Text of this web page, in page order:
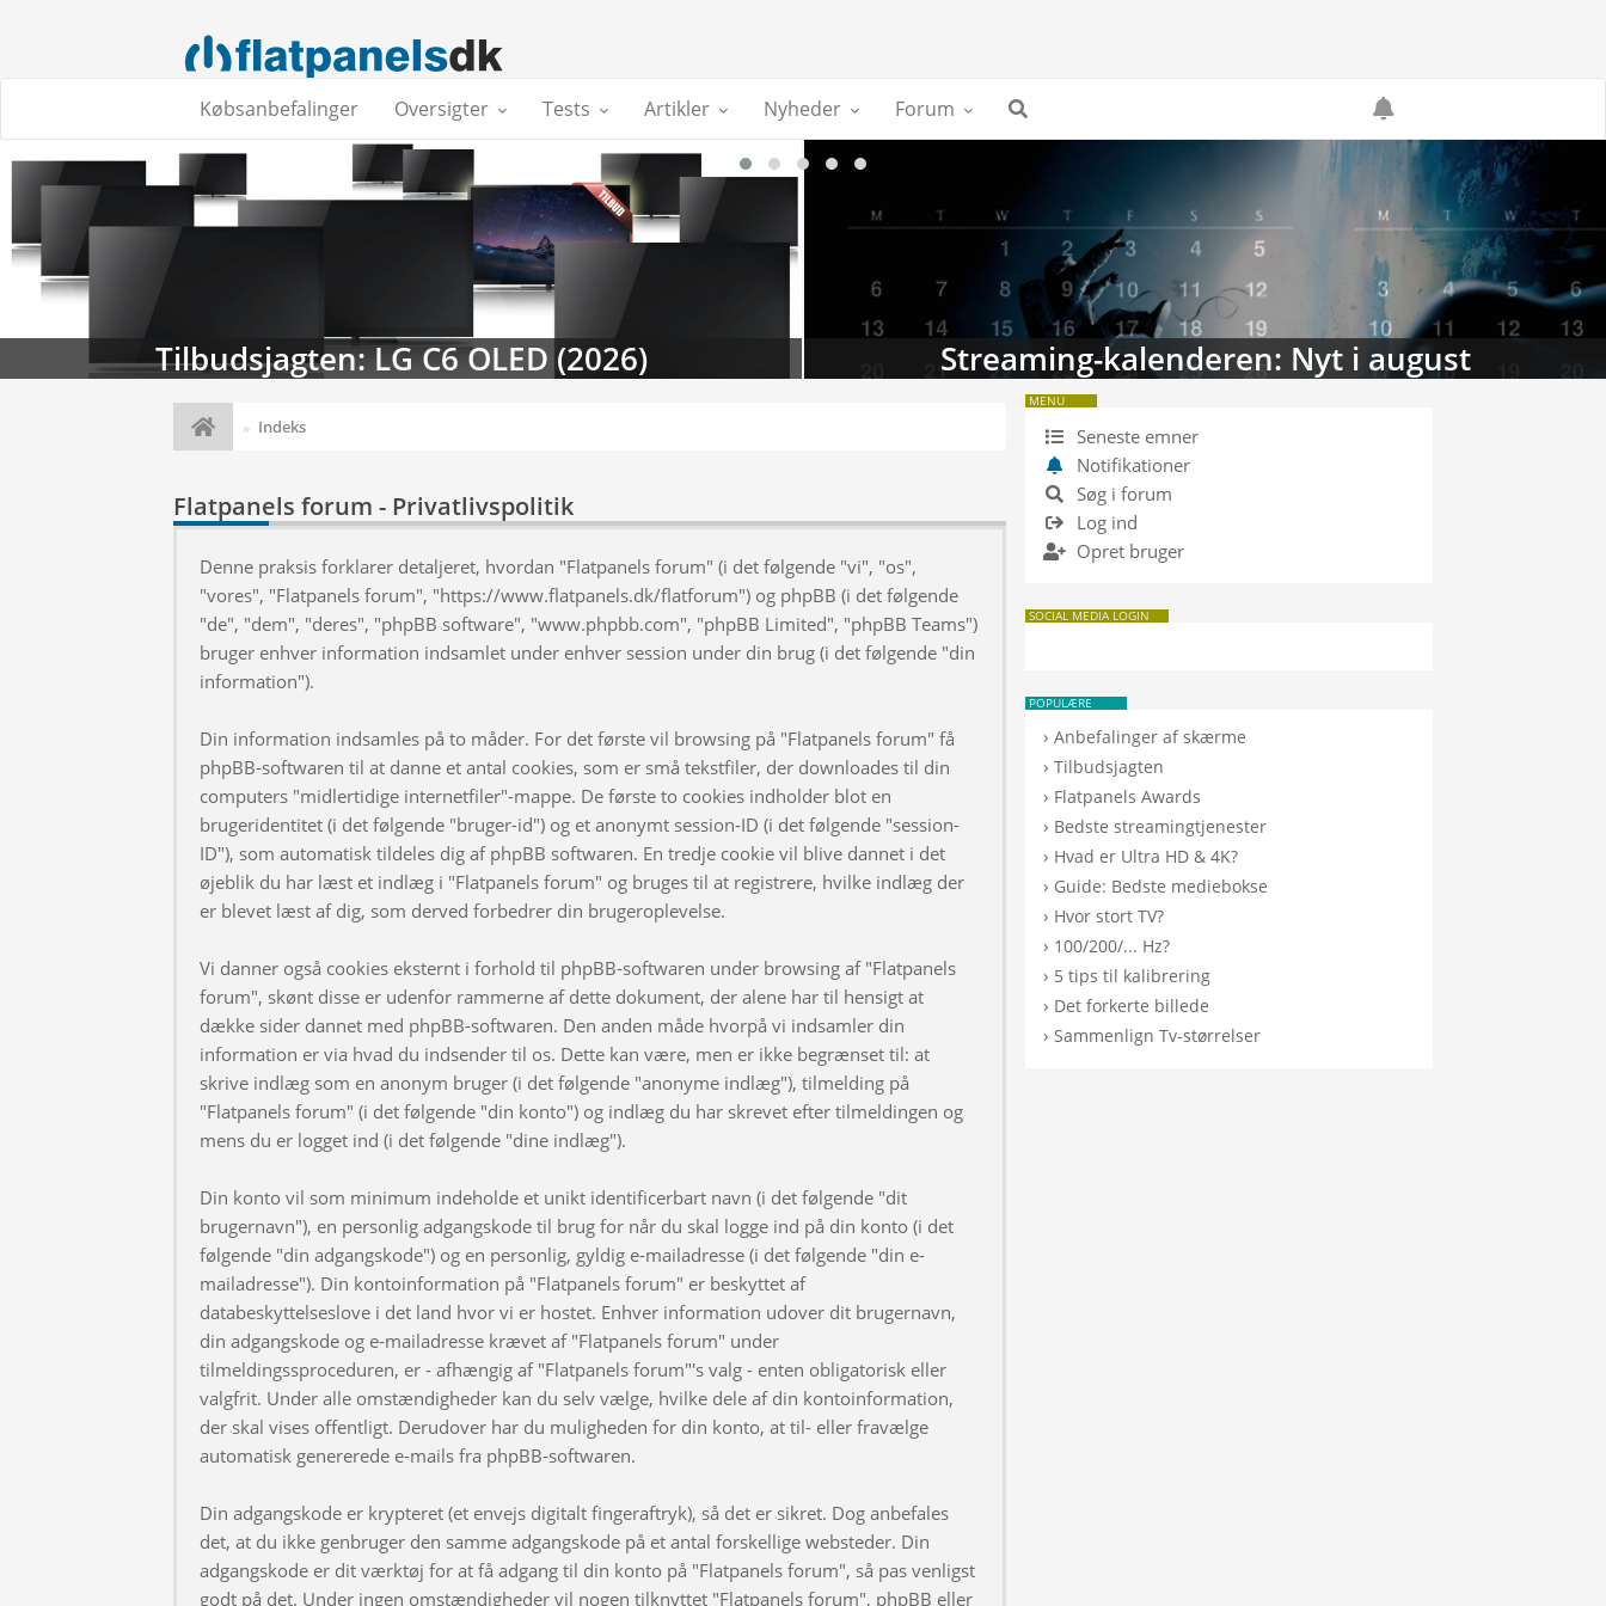
Købsanbefalinger Oversigter Tests Artikler Nyheder Forum
Tilbudsjagten: LG C6 OLED (2026) Streaming-kalenderen: Nyt i august
Indeks
Flatpanels forum - Privatlivspolitik
Denne praksis forklarer detaljeret, hvordan "Flatpanels forum" (i det følgende "vi", "os",
"vores", "Flatpanels forum", "https://www.flatpanels.dk/flatforum") og phpBB (i det følgende
"de", "dem", "deres", "phpBB software", "www.phpbb.com", "phpBB Limited", "phpBB Teams")
bruger enhver information indsamlet under enhver session under din brug (i det følgende "din
information").
Din information indsamles på to måder. For det første vil browsing på "Flatpanels forum" få
phpBB-softwaren til at danne et antal cookies, som er små tekstfiler, der downloades til din
computers "midlertidige internetfiler"-mappe. De første to cookies indholder blot en
brugeridentitet (i det følgende "bruger-id") og et anonymt session-ID (i det følgende "session-
ID"), som automatisk tildeles dig af phpBB softwaren. En tredje cookie vil blive dannet i det
øjeblik du har læst et indlæg i "Flatpanels forum" og bruges til at registrere, hvilke indlæg der
er blevet læst af dig, som derved forbedrer din brugeroplevelse.
Vi danner også cookies eksternt i forhold til phpBB-softwaren under browsing af "Flatpanels
forum", skønt disse er udenfor rammerne af dette dokument, der alene har til hensigt at
dække sider dannet med phpBB-softwaren. Den anden måde hvorpå vi indsamler din
information er via hvad du indsender til os. Dette kan være, men er ikke begrænset til: at
skrive indlæg som en anonym bruger (i det følgende "anonyme indlæg"), tilmelding på
"Flatpanels forum" (i det følgende "din konto") og indlæg du har skrevet efter tilmeldingen og
mens du er logget ind (i det følgende "dine indlæg").
Din konto vil som minimum indeholde et unikt identificerbart navn (i det følgende "dit
brugernavn"), en personlig adgangskode til brug for når du skal logge ind på din konto (i det
følgende "din adgangskode") og en personlig, gyldig e-mailadresse (i det følgende "din e-
mailadresse"). Din kontoinformation på "Flatpanels forum" er beskyttet af
databeskyttelseslove i det land hvor vi er hostet. Enhver information udover dit brugernavn,
din adgangskode og e-mailadresse krævet af "Flatpanels forum" under
tilmeldingssproceduren, er - afhængig af "Flatpanels forum"'s valg - enten obligatorisk eller
valgfrit. Under alle omstændigheder kan du selv vælge, hvilke dele af din kontoinformation,
der skal vises offentligt. Derudover har du muligheden for din konto, at til- eller fravælge
automatisk genererede e-mails fra phpBB-softwaren.
Din adgangskode er krypteret (et envejs digitalt fingeraftryk), så det er sikret. Dog anbefales
det, at du ikke genbruger den samme adgangskode på et antal forskellige websteder. Din
adgangskode er dit værktøj for at få adgang til din konto på "Flatpanels forum", så pas venligst
godt på det. Under ingen omstændigheder vil nogen tilknyttet "Flatpanels forum", phpBB eller
MENU
Seneste emner
Notifikationer
Søg i forum
Log ind
Opret bruger
SOCIAL MEDIA LOGIN
POPULÆRE
›Anbefalinger af skærme
›Tilbudsjagten
› Flatpanels Awards
› Bedste streamingtjenester
› Hvad er Ultra HD & 4K?
› Guide: Bedste mediebokse
› Hvor stort TV?
› 100/200/... Hz?
› 5 tips til kalibrering
› Det forkerte billede
›Sammenlign Tv-størrelser